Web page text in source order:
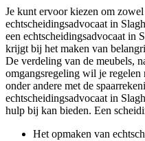
Je kunt ervoor kiezen om
echtscheidingsadvocaat in
een echtscheidingsadvocaat in
krijgt bij het maken van
De verdeling van de meubels,
omgangsregeling wil je regelen
onder andere met de
echtscheidingsadvocaat in
hulp bij kan bieden. Een
Het opmaken van